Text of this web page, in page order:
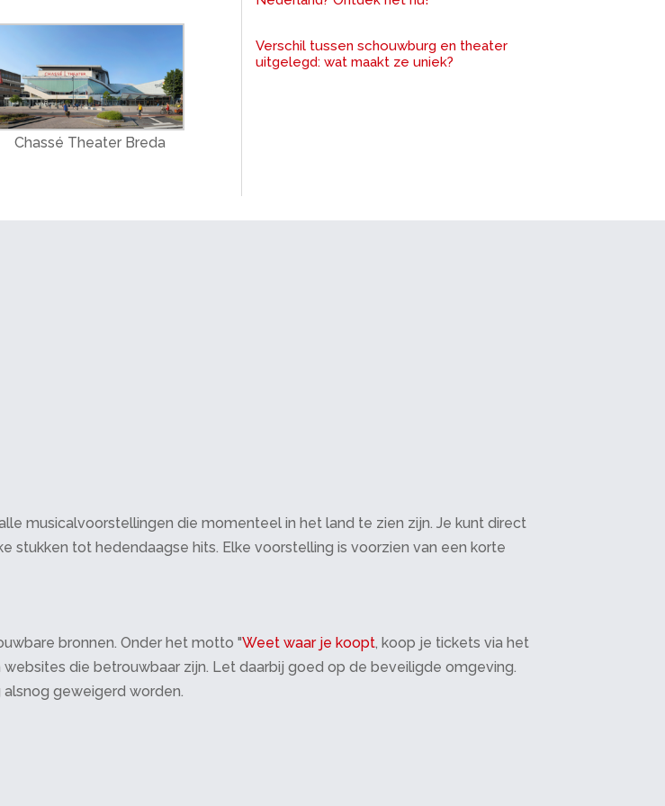
Chassé Theater Breda
Verschil tussen schouwburg en theater
uitgelegd: wat maakt ze uniek?
musicalvoorstellingen die momenteel in het land te zien zijn. Je kunt direct
stukken tot hedendaagse hits. Elke voorstelling is voorzien van een korte
bronnen. Onder het motto "Weet waar je koopt, koop je tickets via het
die betrouwbaar zijn. Let daarbij goed op de beveiligde omgeving.
geweigerd worden.